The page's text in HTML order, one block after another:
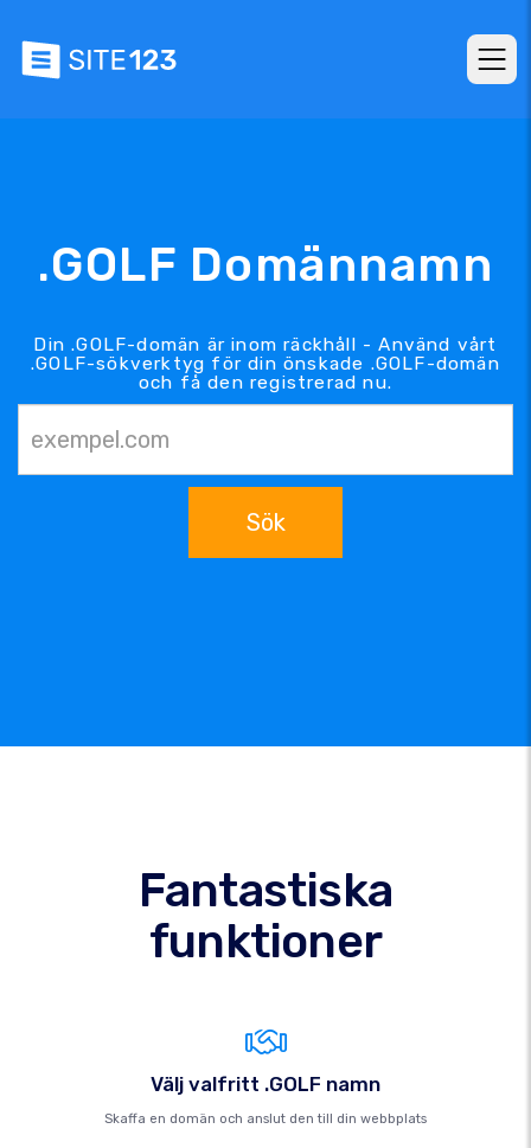
.GOLF Domännamn
Din .GOLF-domän är inom räckhåll - Använd vårt
.GOLF-sökverktyg för din önskade .GOLF-domän
och få den registrerad nu.
Sök
Fantastiska
funktioner
Välj valfritt .GOLF namn
Skaffa en domän och anslut den till din webbplats